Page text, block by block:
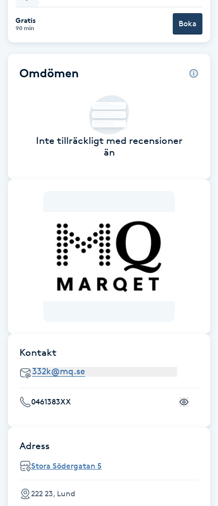
Babylights
Balayage
Bambumassage
Blowout
Brynformning
Brynplockning
C
Celluliter
Color correction
Gratis
90 min Boka
Omdömen
Inte tillräckligt med recensioner
än
Kontakt
0461383XX
Adress
Stora Södergatan 5
222 23, Lund